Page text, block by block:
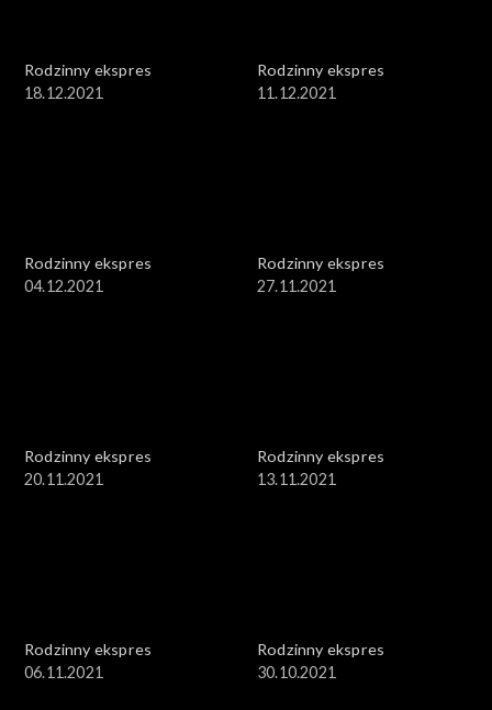
Rodzinny ekspres
18.12.2021
Rodzinny ekspres
11.12.2021
Rodzinny ekspres
04.12.2021
Rodzinny ekspres
27.11.2021
Rodzinny ekspres
20.11.2021
Rodzinny ekspres
13.11.2021
Rodzinny ekspres
06.11.2021
Rodzinny ekspres
30.10.2021